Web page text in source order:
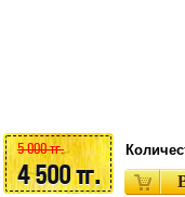
5 000 тг.
4 500 тг.